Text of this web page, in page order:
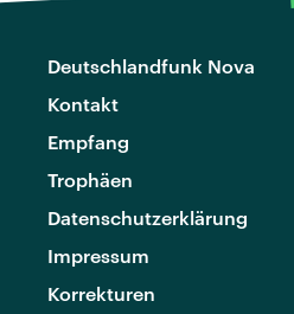
Deutschlandfunk Nova
Kontakt
Empfang
Trophäen
Datenschutzerklärung
Impressum
Korrekturen